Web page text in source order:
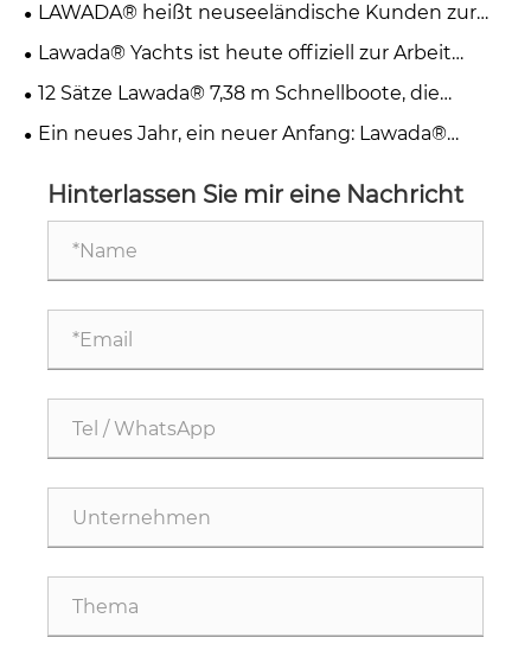
LAWADA® heißt neuseeländische Kunden zur
Inspektion und Besichtigung willkommen
Lawada® Yachts ist heute offiziell zur Arbeit
zurückgekehrt – Willkommen bei Visit &
12 Sätze Lawada® 7,38 m Schnellboote, die
speziell für Landschaftsszenarien angepasst
wurden, wurden offiziell ausgeliefert.
Ein neues Jahr, ein neuer Anfang: Lawada®
Hinterlassen Sie mir eine Nachricht